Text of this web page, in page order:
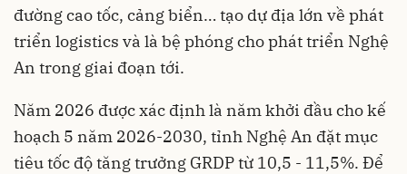
đường cao tốc, cảng biển… tạo dự địa lớn về phát
triển logistics và là bệ phóng cho phát triển Nghệ
An trong giai đoạn tới.
Năm 2026 được xác định là năm khởi đầu cho kế
hoạch 5 năm 2026-2030, tỉnh Nghệ An đặt mục
tiêu tốc độ tăng trưởng GRDP từ 10,5 - 11,5%. Để